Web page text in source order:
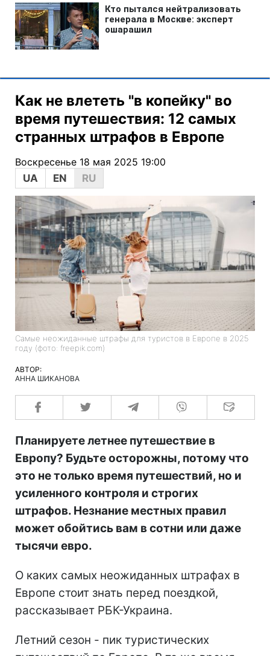
Как не влететь "в копейку" во
время путешествия: 12 самых
странных штрафов в Европе
Воскресенье 18 мая 2025 19:00
UA
EN RU
Самые неожиданные штрафы для туристов в Европе в 2025
году (фото: freepik.com)
АВТОР:
АННА ШИКАНОВА
Планируете летнее путешествие в
Европу? Будьте осторожны, потому что
это не только время путешествий, но и
усиленного контроля и строгих
штрафов. Незнание местных правил
может обойтись вам в сотни или даже
тысячи евро.
О каких самых неожиданных штрафах в
Европе стоит знать перед поездкой,
рассказывает РБК-Украина.
Летний сезон - пик туристических